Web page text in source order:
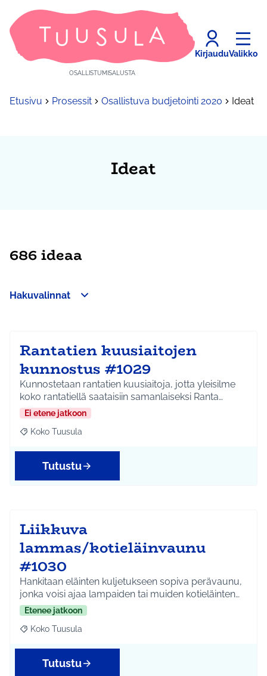
OSALLISTUMISALUSTA
KirjauduValikko
Etusivu Prosessit Osallistuva budjetointi 2020 Ideat
Ideat
686 ideaa
Hakuvalinnat
−
Rantatien kuusiaitojen
kunnostus #1029
Kunnostetaan rantatien kuusiaitoja, jotta yleisilme
koko rantatiellä saataisiin samanlaiseksi Ranta…
Ei etene jatkoon
Rajaa tulokset aihepiirin mukaan: Koko Tuusula
Koko Tuusula
Tutustu
Liikkuva
lammas/kotieläinvaunu
#1030
Hankitaan eläinten kuljetukseen sopiva perävaunu,
jonka voisi ajaa lampaiden tai muiden kotieläinten…
Etenee jatkoon
Rajaa tulokset aihepiirin mukaan: Koko Tuusula
Koko Tuusula
Tutustu